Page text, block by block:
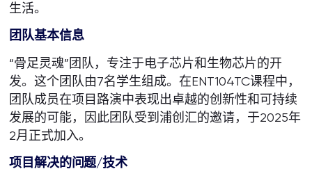
生活。
团队基本信息
“骨足灵魂”团队，专注于电子芯片和生物芯片的开
发。这个团队由7名学生组成。在ENT104TC课程中，
团队成员在项目路演中表现出卓越的创新性和可持续
发展的可能，因此团队受到浦创汇的邀请，于2025年
2月正式加入。
项目解决的问题/技术